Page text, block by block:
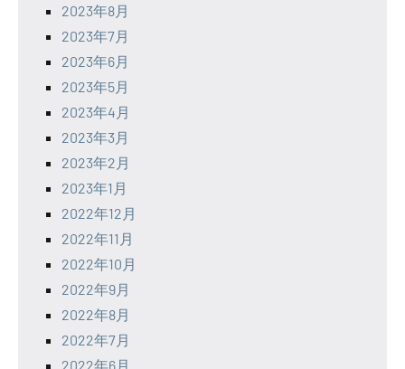
2023年8月
2023年7月
2023年6月
2023年5月
2023年4月
2023年3月
2023年2月
2023年1月
2022年12月
2022年11月
2022年10月
2022年9月
2022年8月
2022年7月
2022年6月